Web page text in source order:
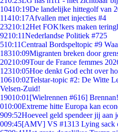
10410:19De landelijke hittegolf van
11410:17Afvallen met injecties #4
23210:12Het FOK!kers maken
9210:11Nederlandse Politiek #725
510:11Centraal Bordspeltopic #9
18310:09Migranten breken door
20210:09Tour de France femmes
12310:05Hoe denkt God echt over
10610:02Telstar-topic #2: De Witte
Velsen-Zuid!
19010:01 [Wielrennen #616] Brennan!
010:00Extreme hitte Europa kan
909:52Hoeveel geld spendeer jij aan
009:45[AMV] VS #1313 Lying sack